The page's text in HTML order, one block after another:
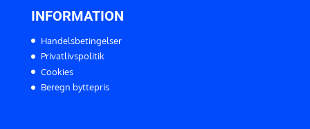
INFORMATION
Handelsbetingelser
Privatlivspolitik
Cookies
Beregn byttepris